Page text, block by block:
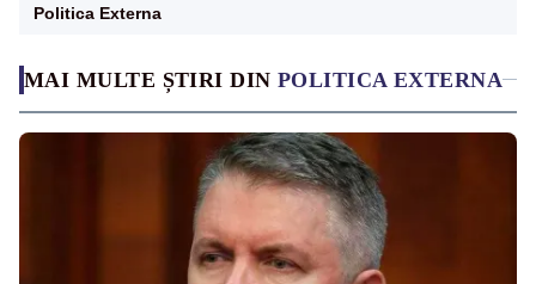
MAI MULTE ȘTIRI DIN POLITICA EXTERNA
Politica Externa